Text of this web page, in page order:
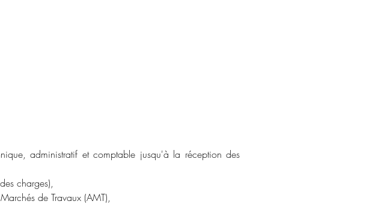
administratif et comptable jusqu'à la réception des
charges),
de Travaux (AMT),